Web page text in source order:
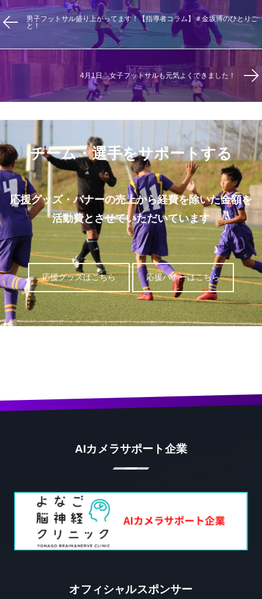
男子フットサル盛り上がってます！【指導者コラム】＃金坂博のひとりご
と！
4月1日 女子フットサルも元気よくできました！
チーム・選手をサポートする
応援グッズ・バナーの売上から経費を除いた金額を
活動費とさせていただいています
応援グッズはこちら 応援バナーはこちら
AIカメラサポート企業
オフィシャルスポンサー